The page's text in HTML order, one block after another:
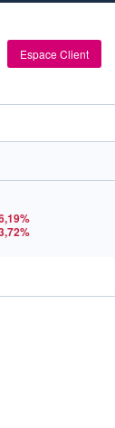
Espace Client